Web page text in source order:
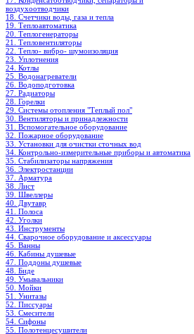
воздухоотводчики
18. Счетчики воды, газа и тепла
19. Теплоавтоматика
20. Теплогенераторы
21. Тепловентиляторы
22. Тепло- вибро- шумоизоляция
23. Уплотнения
24. Котлы
25. Водонагреватели
26. Водоподготовка
27. Радиаторы
28. Горелки
29. Системы отопления "Теплый пол"
30. Вентиляторы и принадлежности
31. Вспомогательное оборудование
32. Пожарное оборудование
33. Установки для очистки сточных вод
34. Контрольно-измерительные приборы и автоматика
35. Стабилизаторы напряжения
36. Электростанции
37. Арматура
38. Лист
39. Швеллеры
40. Двутавр
41. Полоса
42. Уголки
43. Инструменты
44. Сварочное оборудование и аксессуары
45. Ванны
46. Кабины душевые
47. Поддоны душевые
48. Биде
49. Умывальники
50. Мойки
51. Унитазы
52. Писсуары
53. Смесители
54. Сифоны
55. Полотенцесушители